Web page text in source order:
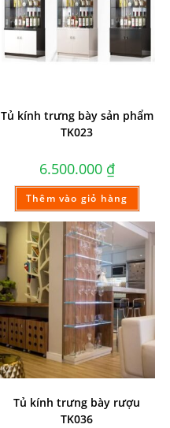
Tủ kính trưng bày sản phẩm
TK023
6.500.000 ₫
Thêm vào giỏ hàng
Tủ kính trưng bày rượu
TK036